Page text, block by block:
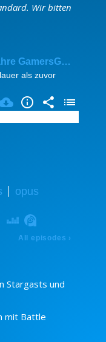
Wir bitten
Stargasts und
mit Battle